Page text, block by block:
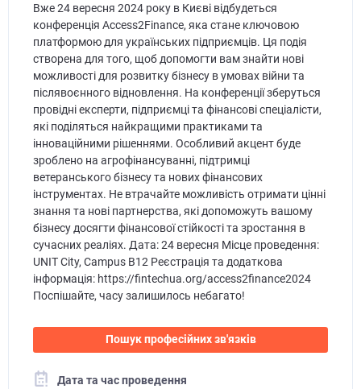
Вже 24 вересня 2024 року в Києві відбудеться
конференція Access2Finance, яка стане ключовою
платформою для українських підприємців. Ця подія
створена для того, щоб допомогти вам знайти нові
можливості для розвитку бізнесу в умовах війни та
післявоєнного відновлення. На конференції зберуться
провідні експерти, підприємці та фінансові спеціалісти,
які поділяться найкращими практиками та
інноваційними рішеннями. Особливий акцент буде
зроблено на агрофінансуванні, підтримці
ветеранського бізнесу та нових фінансових
інструментах. Не втрачайте можливість отримати цінні
знання та нові партнерства, які допоможуть вашому
бізнесу досягти фінансової стійкості та зростання в
сучасних реаліях. Дата: 24 вересня Місце проведення:
UNIT City, Campus B12 Реєстрація та додаткова
інформація: https://fintechua.org/access2finance2024
Поспішайте, часу залишилось небагато!
Пошук професійних зв'язків
Дата та час проведення